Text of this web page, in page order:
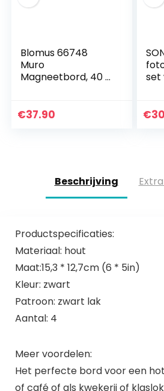
Blomus 66748
Muro
Magneetbord, 40 X
€37.90
set
€
Beschrijving
Productspecificaties:
Materiaal: hout
Maat:15,3 * 12,7cm (6 * 5in)
Kleur: zwart
Patroon: zwart lak
Aantal: 4
Meer voordelen:
Het perfecte bord voor een
of café of als kwekerij of